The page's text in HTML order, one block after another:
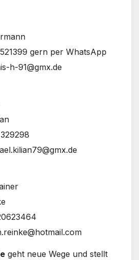
gern per WhatsApp
h-91@gmx.de
geht neue Wege und stellt